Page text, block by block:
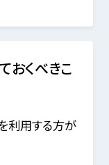
おくべきこ
利用する方が